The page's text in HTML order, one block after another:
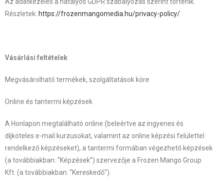
Részletek: https://frozenmangomedia.hu/privacy-policy/
Vásárlási feltételek
Megvásárolható termékek, szolgáltatások köre
Online és tantermi képzések
A Honlapon megtalálható online (beleértve az ingyenes és
díjköteles e-mail kurzusokat, valamint az online képzési felülettel
rendelkező képzéseket), a tantermi formában végezhető képzések
(a továbbiakban: “Képzések”) szervezője a Frozen Mango Group
Kft. (a továbbiakban: “Kereskedő”).